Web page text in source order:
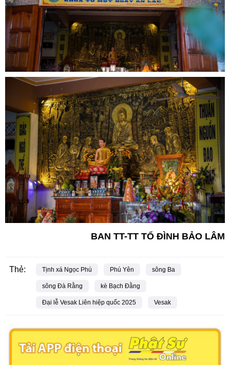
BAN TT-TT TỔ ĐÌNH BẢO LÂM
Thẻ: Tịnh xá Ngọc Phú Phú Yên sông Ba
sông Đà Rằng kè Bạch Đằng
Đại lễ Vesak Liên hiệp quốc 2025 Vesak